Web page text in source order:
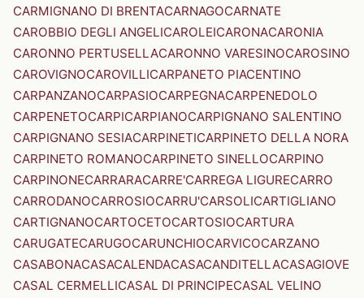
CARMIGNANO DI BRENTACARNAGOCARNATE
CAROBBIO DEGLI ANGELICAROLEICARONACARONIA
CARONNO PERTUSELLACARONNO VARESINOCAROSINO
CAROVIGNOCAROVILLICARPANETO PIACENTINO
CARPANZANOCARPASIOCARPEGNACARPENEDOLO
CARPENETOCARPICARPIANOCARPIGNANO SALENTINO
CARPIGNANO SESIACARPINETICARPINETO DELLA NORA
CARPINETO ROMANOCARPINETO SINELLOCARPINO
CARPINONECARRARACARRE'CARREGA LIGURECARRO
CARRODANOCARROSIOCARRU'CARSOLICARTIGLIANO
CARTIGNANOCARTOCETOCARTOSIOCARTURA
CARUGATECARUGOCARUNCHIOCARVICOCARZANO
CASABONACASACALENDACASACANDITELLACASAGIOVE
CASAL CERMELLICASAL DI PRINCIPECASAL VELINO